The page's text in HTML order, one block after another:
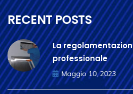
RECENT POSTS
La
professionale
Maggio 10, 2023